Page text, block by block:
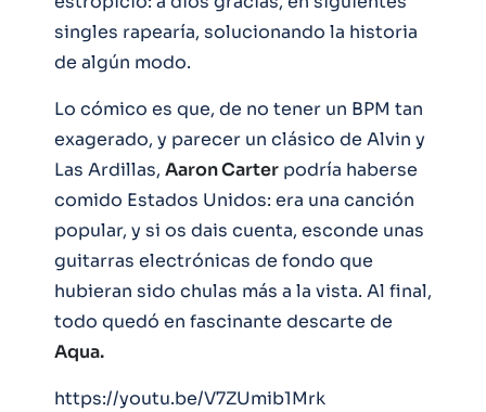
singles rapearía, solucionando la historia
de algún modo.
Lo cómico es que, de no tener un BPM tan
exagerado, y parecer un clásico de Alvin y
Las Ardillas, Aaron Carter podría haberse
comido Estados Unidos: era una canción
popular, y si os dais cuenta, esconde unas
guitarras electrónicas de fondo que
hubieran sido chulas más a la vista. Al final,
todo quedó en fascinante descarte de
Aqua.
https://youtu.be/V7ZUmib1Mrk